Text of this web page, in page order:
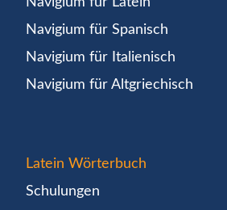
Navigium für Spanisch
Navigium für Italienisch
Navigium für Altgriechisch
Latein Wörterbuch
Schulungen